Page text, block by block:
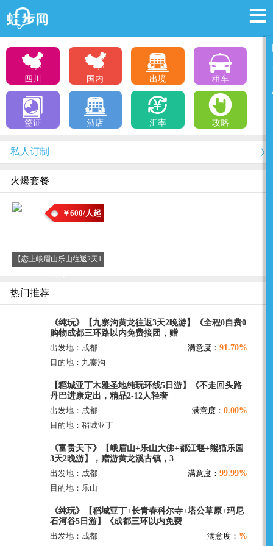
四川 国内 出境 租车
签证 酒店 汇率 攻略
私人订制
火爆套餐
【恋上峨眉山乐山往返2天1
￥600/人起
热门推荐
《纯玩》【九寨沟黄龙往返3天2晚游】《全程0自费0
购物成都三环路以内免费接团，赠
出发地：成都 满意度：91.70%
目的地：九寨沟
【稻城亚丁木雅圣地纯玩环线5日游】《不走回头路
丹巴进康定出，精品2-12人轻奢
出发地：成都 满意度：0.00%
目的地：稻城亚丁
《富贵天下》【峨眉山+乐山大佛+都江堰+熊猫乐园
3天2晚游】，赠游黄龙溪古镇，3
出发地：成都 满意度：99.99%
目的地：乐山
《纯玩》【稻城亚丁+长青春科尔寺+塔公草原+玛尼
石河谷5日游】《成都三环以内免费
出发地：成都 满意度： %